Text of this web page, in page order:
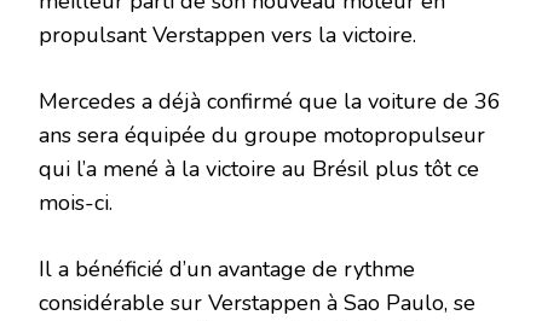
propulsant Verstappen vers la victoire.
Mercedes a déjà confirmé que la voiture de 36
ans sera équipée du groupe motopropulseur
qui l’a mené à la victoire au Brésil plus tôt ce
mois-ci.
Il a bénéficié d’un avantage de rythme
considérable sur Verstappen à Sao Paulo, se